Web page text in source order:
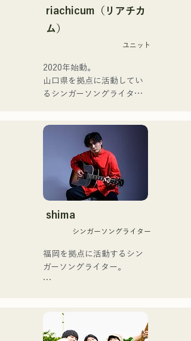
2025년 6월 25일에 신곡
「세계는 사랑이야」를 릴리
스.
務める。
デルやタレントとしても活
躍中。世界的有名なオーデ
ゴットタレント」で日本人
の芸人史上初のゴールデン
ブザーを獲得し、その後ス
もゴールデンブザーを獲得
した、ノボせもんなべの応
援歌「ゴールデンブザー」
や、アメリカ留学時代の心
友とコライトした本格的カ
ントリーソング「Life Goes
それらの楽曲を揃えた自身
初のフルアルバム「ONE
2025.12.31にリリースし、
iTunesカントリーアルバム
て」、FBS「福岡く
ん。」、「発見らくちゃ
riachicum（リアチカ
ム）
ユニット
2020年始動。
山口県を拠点に活動してい
るシンガーソングライター
ユニット
コロナ禍に入り、音楽で山
口県を盛り上げたいという
思いからユニットを始動。
当初は動画配信サイトでの
活動のみだったが、2020年
12月より、山口県の地元イ
地元音楽イベントやライブ
ハウスを中心にパフォーマ
ンスをしている。
shima
シンガーソングライター
福岡を拠点に活動するシン
ガーソングライター。
ードの繊細さを併せ持つ楽